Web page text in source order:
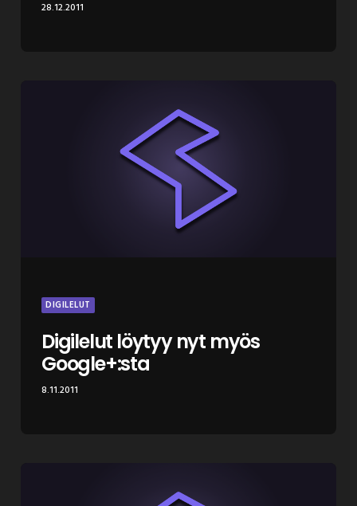
28.12.2011
DIGILELUT
Digilelut löytyy nyt myös
Google+:sta
8.11.2011